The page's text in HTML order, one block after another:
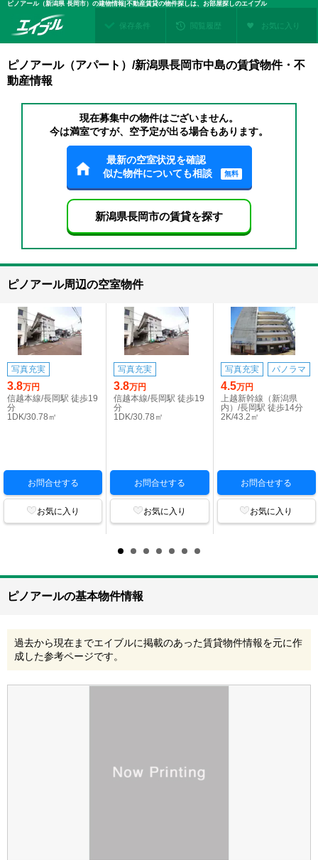
ピノアール（新潟県 長岡市）の建物情報|不動産賃貸の物件探しは、お部屋探しのエイブル
保存条件 閲覧履歴 お気に入り
ピノアール（アパート）/新潟県長岡市中島の賃貸物件・不
動産情報
現在募集中の物件はございません。
今は満室ですが、空予定が出る場合もあります。
最新の空室状況を確認
似た物件についても相談
無料
新潟県長岡市の賃貸を探す
ピノアール周辺の空室物件
写真充実
3.8万円
信越本線/長岡駅 徒歩19
分
1DK/30.78㎡
お問合せする
お気に入り
写真充実
3.8万円
信越本線/長岡駅 徒歩19
分
1DK/30.78㎡
お問合せする
お気に入り
写真充実 パノラマ
4.5万円
上越新幹線（新潟県
内）/長岡駅 徒歩14分
2K/43.2㎡
お問合せする
お気に入り
ピノアールの基本物件情報
過去から現在までエイブルに掲載のあった賃貸物件情報を元に作
成した参考ページです。